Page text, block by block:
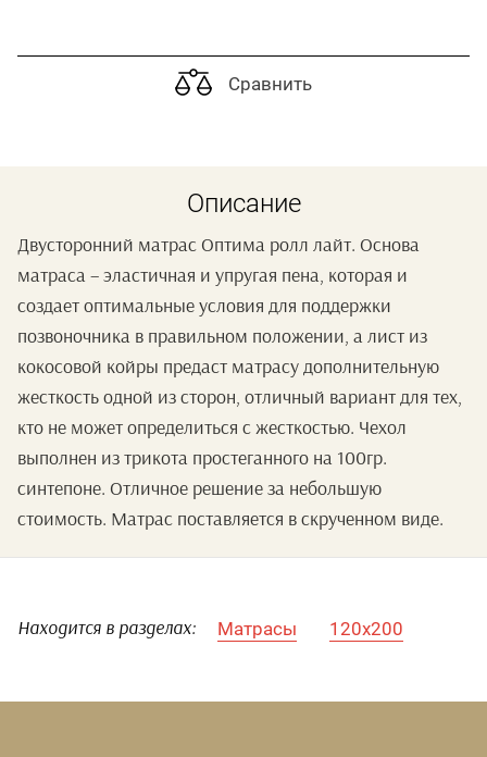
Сравнить
Описание
Двусторонний матрас Оптима ролл лайт. Основа
матраса – эластичная и упругая пена, которая и
создает оптимальные условия для поддержки
позвоночника в правильном положении, а лист из
кокосовой койры предаст матрасу дополнительную
жесткость одной из сторон, отличный вариант для тех,
кто не может определиться с жесткостью. Чехол
выполнен из трикота простеганного на 100гр.
синтепоне. Отличное решение за небольшую
стоимость. Матрас поставляется в скрученном виде.
Находится в разделах: Матрасы 120х200